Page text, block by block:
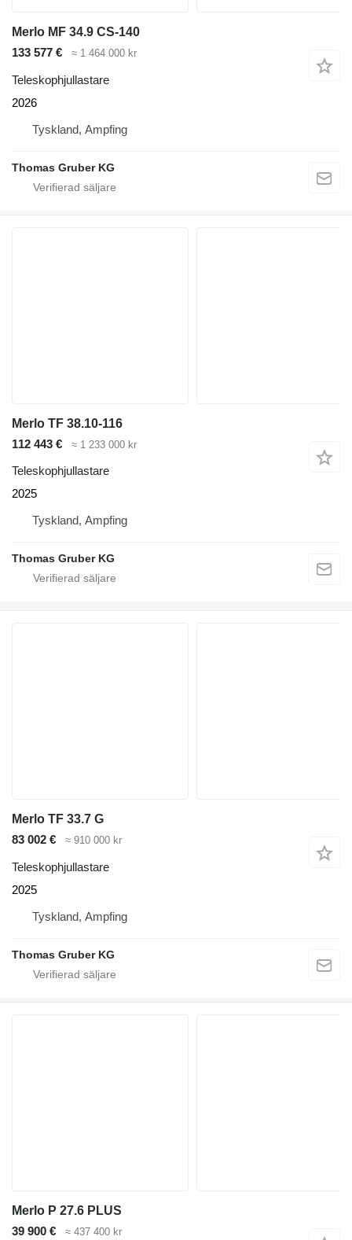
Merlo MF 34.9 CS-140
133 577 €
≈ 1 464 000 kr
Teleskophjullastare
2026
Tyskland, Ampfing
Thomas Gruber KG
Merlo TF 38.10-116
112 443 €
≈ 1 233 000 kr
Teleskophjullastare
2025
Tyskland, Ampfing
Thomas Gruber KG
Merlo TF 33.7 G
83 002 €
≈ 910 000 kr
Teleskophjullastare
2025
Tyskland, Ampfing
Thomas Gruber KG
Merlo P 27.6 PLUS
39 900 €
≈ 437 400 kr